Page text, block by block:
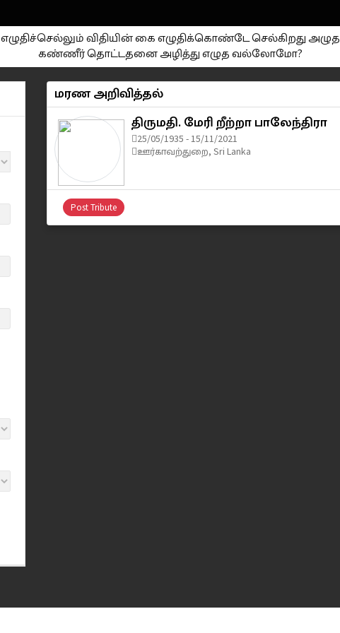
எழுதிச்செல்லும் விதியின் கை எழுதிக்கொண்டே செல்கிறது அழுத
கண்ணீர் தொட்டதனை அழித்து எழுத வல்லோமோ?
மரண அறிவித்தல்
திருமதி. மேரி றீற்றா பாலேந்திரா
25/05/1935 - 15/11/2021
ஊர்காவற்துறை, Sri Lanka
Post Tribute